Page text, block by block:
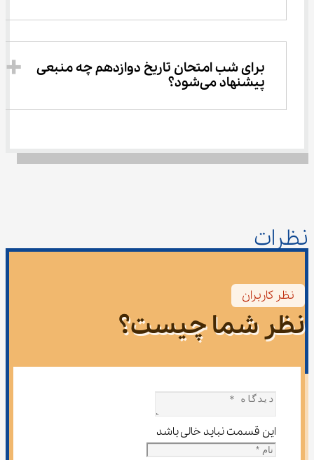
برای شب امتحان تاریخ دوازدهم چه منبعی
پیشنهاد می‌شود؟
نظرات
نظر کاربران
نظر شما چیست؟
این قسمت نباید خالی باشد